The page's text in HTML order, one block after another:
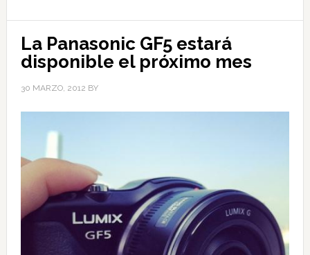
La Panasonic GF5 estará
disponible el próximo mes
30 MARZO, 2012 BY